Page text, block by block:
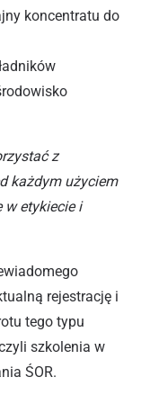
koncentratu do
z
każdym użyciem
w etykiecie i
rejestrację i
tego typu
szkolenia w
ŚOR.